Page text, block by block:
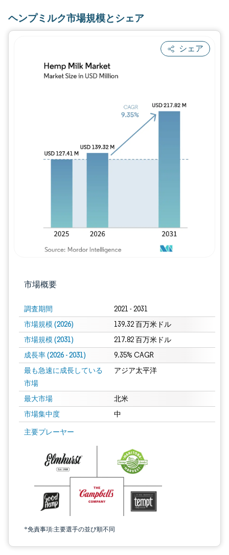
ヘンプミルク市場規模とシェア
シェア
市場概要
調査期間 2021 - 2031
市場規模 (2026) 139.32 百万米ドル
市場規模 (2031) 217.82 百万米ドル
成長率 (2026 - 2031) 9.35% CAGR
最も急速に成長している
市場
アジア太平洋
最大市場 北米
市場集中度 中
主要プレーヤー
*免責事項:主要選手の並び順不同
画像 © Mordor Intelligence。再利用にはCC BY 4.0の表示が必要です。